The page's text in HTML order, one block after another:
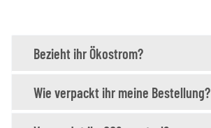
Bezieht ihr Ökostrom?
Wie verpackt ihr meine Bestellung?